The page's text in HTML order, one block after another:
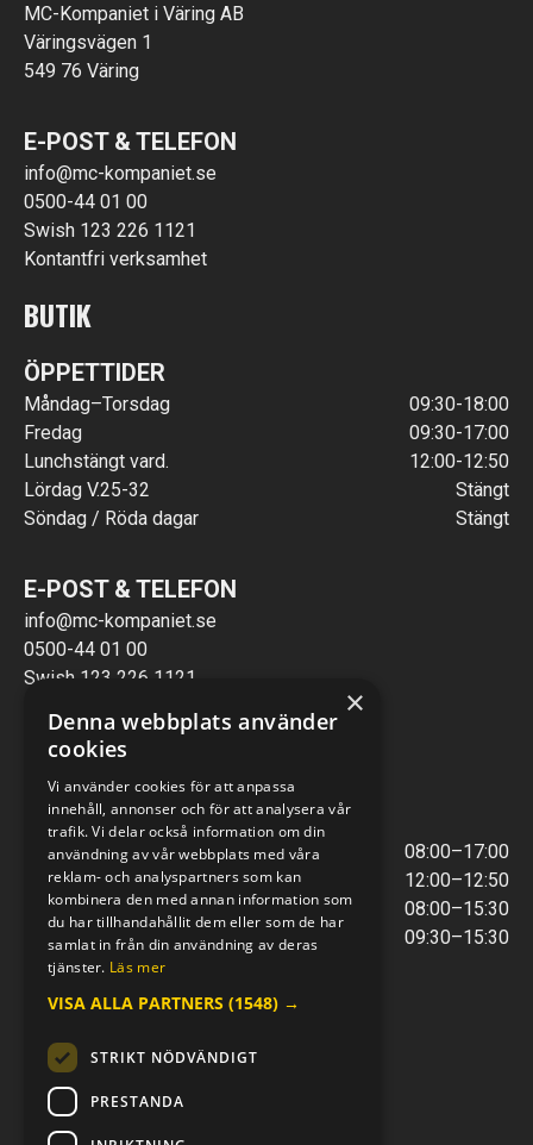
MC-Kompaniet i Väring AB
Väringsvägen 1
549 76 Väring
E-POST & TELEFON
info@mc-kompaniet.se
0500-44 01 00
Swish 123 226 1121
Kontantfri verksamhet
BUTIK
ÖPPETTIDER
Måndag–Torsdag
09:30-18:00
Fredag
09:30-17:00
Lunchstängt vard.
12:00-12:50
Lördag V.25-32
Stängt
Söndag / Röda dagar
Stängt
E-POST & TELEFON
info@mc-kompaniet.se
0500-44 01 00
Swish 123 226 1121
VERKSTAD
ÖPPETTIDER
Måndag - Torsdag
08:00–17:00
Lunchstängt
12:00–12:50
Fredagar
08:00–15:30
Telefontider
09:30–15:30
E-POST & TELEFON
verkstaden@mc-kompaniet.se
0500-44 01 00
Swish 123 226 1121
Kontantfri verksamhet
×
Denna webbplats använder
cookies
Vi använder cookies för att anpassa
innehåll, annonser och för att analysera vår
trafik. Vi delar också information om din
användning av vår webbplats med våra
reklam- och analyspartners som kan
kombinera den med annan information som
du har tillhandahållit dem eller som de har
samlat in från din användning av deras
tjänster. Läs mer
VISA ALLA PARTNERS (1548) →
STRIKT NÖDVÄNDIGT
PRESTANDA